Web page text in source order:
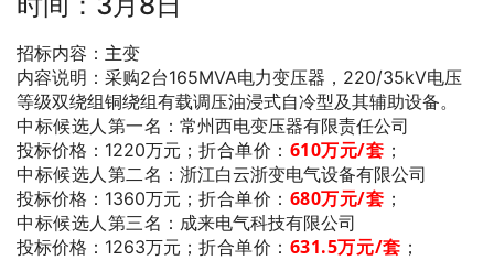
招标内容：主变
内容说明：采购2台165MVA电力变压器，220/35kV电压
等级双绕组铜绕组有载调压油浸式自冷型及其辅助设备。
中标候选人第一名 ：常州西电变压器有限责任公司
投标价格：1220万元； 折合单价： 610万元/套 ；
中标候选人第二名 ：浙江白云浙变电气设备有限公司
投标价格：1360万元； 折合单价： 680万元/套 ；
中标候选人第三名 ：成来电气科技有限公司
投标价格：1263万元； 折合单价： 631.5万元/套 ；